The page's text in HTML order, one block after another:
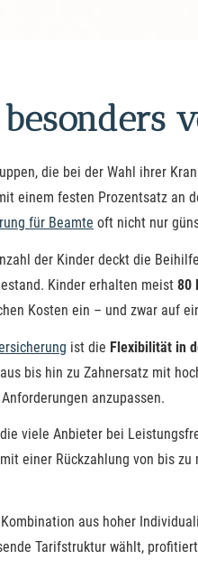
die bei der Wahl ihrer
einem festen Prozentsatz an
für Beamte oft nicht nur
der Kinder deckt die
Kinder erhalten meist 80
Kosten ein – und zwar auf
ist die Flexibilität in
bis hin zu Zahnersatz mit
anzupassen.
viele Anbieter bei
einer Rückzahlung von bis
aus hoher
Tarifstruktur wählt,